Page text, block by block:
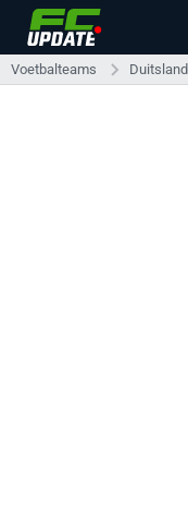
Voetbalteams Duitsland